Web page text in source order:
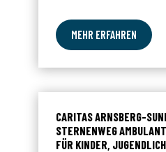
MEHR ERFAHREN
CARITAS ARNSBERG-
STERNENWEG
FÜR KINDER,